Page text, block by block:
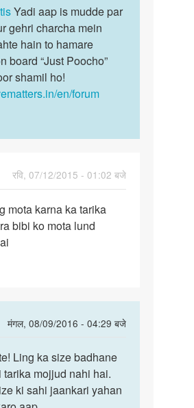
Yadi aap is mudde par
gehri charcha mein
hain to hamare
board “Just Poocho”
shamil ho!
en/forum
रवि, 07/12/2015 - 01:02 बजे
mota karna ka tarika
bibi ko mota lund
मंगल, 08/09/2016 - 04:29 बजे
Ling ka size badhane
tarika mojjud nahi hai.
ki sahi jaankari yahan